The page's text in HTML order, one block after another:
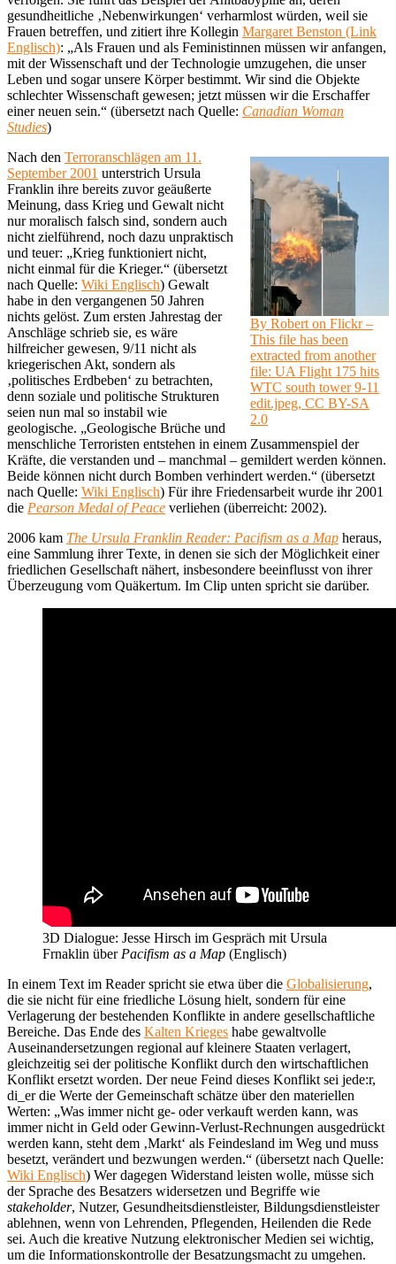
gesundheitliche ‚Nebenwirkungen‘ verharmlost würden, weil sie
Frauen betreffen, und zitiert ihre Kollegin Margaret Benston (Link
Englisch): „Als Frauen und als Feministinnen müssen wir anfangen,
mit der Wissenschaft und der Technologie umzugehen, die unser
Leben und sogar unsere Körper bestimmt. Wir sind die Objekte
schlechter Wissenschaft gewesen; jetzt müssen wir die Erschaffer
einer neuen sein.“ (übersetzt nach Quelle: Canadian Woman
Studies)
By Robert on Flickr –
This file has been
extracted from another
file: UA Flight 175 hits
WTC south tower 9-11
edit.jpeg, CC BY-SA
2.0
Nach den Terroranschlägen am 11.
September 2001 unterstrich Ursula
Franklin ihre bereits zuvor geäußerte
Meinung, dass Krieg und Gewalt nicht
nur moralisch falsch sind, sondern auch
nicht zielführend, noch dazu unpraktisch
und teuer: „Krieg funktioniert nicht,
nicht einmal für die Krieger.“ (übersetzt
nach Quelle: Wiki Englisch) Gewalt
habe in den vergangenen 50 Jahren
nichts gelöst. Zum ersten Jahrestag der
Anschläge schrieb sie, es wäre
hilfreicher gewesen, 9/11 nicht als
kriegerischen Akt, sondern als
‚politisches Erdbeben‘ zu betrachten,
denn soziale und politische Strukturen
seien nun mal so instabil wie
geologische. „Geologische Brüche und
menschliche Terroristen entstehen in einem Zusammenspiel der
Kräfte, die verstanden und – manchmal – gemildert werden können.
Beide können nicht durch Bomben verhindert werden.“ (übersetzt
nach Quelle: Wiki Englisch) Für ihre Friedensarbeit wurde ihr 2001
die Pearson Medal of Peace verliehen (überreicht: 2002).
2006 kam The Ursula Franklin Reader: Pacifism as a Map heraus,
eine Sammlung ihrer Texte, in denen sie sich der Möglichkeit einer
friedlichen Gesellschaft nähert, insbesondere beeinflusst von ihrer
Überzeugung vom Quäkertum. Im Clip unten spricht sie darüber.
3D Dialogue: Jesse Hirsch im Gespräch mit Ursula
Frnaklin über Pacifism as a Map (Englisch)
In einem Text im Reader spricht sie etwa über die Globalisierung,
die sie nicht für eine friedliche Lösung hielt, sondern für eine
Verlagerung der bestehenden Konflikte in andere gesellschaftliche
Bereiche. Das Ende des Kalten Krieges habe gewaltvolle
Auseinandersetzungen regional auf kleinere Staaten verlagert,
gleichzeitig sei der politische Konflikt durch den wirtschaftlichen
Konflikt ersetzt worden. Der neue Feind dieses Konflikt sei jede:r,
di_er die Werte der Gemeinschaft schätze über den materiellen
Werten: „Was immer nicht ge- oder verkauft werden kann, was
immer nicht in Geld oder Gewinn-Verlust-Rechnungen ausgedrückt
werden kann, steht dem ‚Markt‘ als Feindesland im Weg und muss
besetzt, verändert und bezwungen werden.“ (übersetzt nach Quelle:
Wiki Englisch) Wer dagegen Widerstand leisten wolle, müsse sich
der Sprache des Besatzers widersetzen und Begriffe wie
stakeholder, Nutzer, Gesundheitsdienstleister, Bildungsdienstleister
ablehnen, wenn von Lehrenden, Pflegenden, Heilenden die Rede
sei. Auch die kreative Nutzung elektronischer Medien sei wichtig,
um die Informationskontrolle der Besatzungsmacht zu umgehen.